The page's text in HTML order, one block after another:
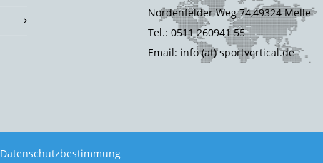
Nordenfelder Weg 74,49324 Melle
Tel.: 0511 260941 55
Email: info (at) sportvertical.de
Datenschutzbestimmung